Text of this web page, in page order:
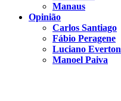
Manaus
Opinião
Carlos Santiago
Fábio Peragene
Luciano Everton
Manoel Paiva